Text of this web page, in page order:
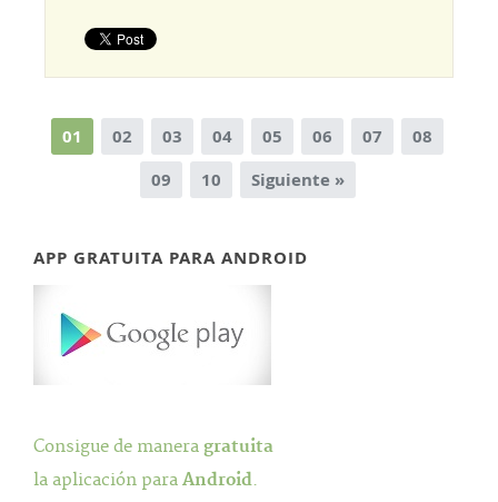
01 02 03 04 05 06 07
08
09
10 Siguiente »
APP GRATUITA PARA ANDROID
Consigue de manera gratuita
la aplicación para Android.